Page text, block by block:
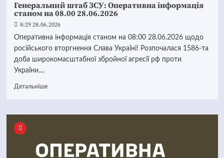
Генеральний штаб ЗСУ: Оперативна інформація
станом на 08.00 28.06.2026
8:29 28.06.2026
Оперативна інформація станом на 08:00 28.06.2026 щодо
російського вторгнення Слава Україні! Розпочалася 1586-та
доба широкомасштабної збройної агресії рф проти
України....
Детальніше